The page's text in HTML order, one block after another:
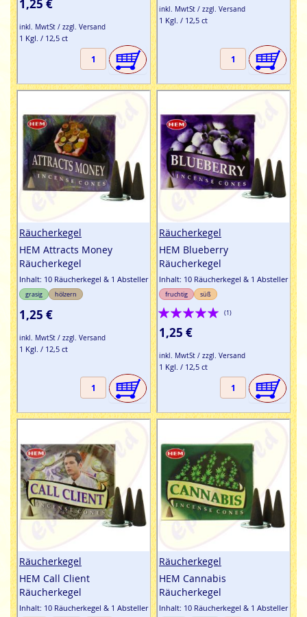
1,25 €
inkl. MwtSt / zzgl. Versand
1 Kgl. / 12,5 ct
inkl. MwtSt / zzgl. Versand
1 Kgl. / 12,5 ct
Räucherkegel
HEM Attracts Money
Räucherkegel
Inhalt: 10 Räucherkegel & 1 Absteller
grasig hölzern
1,25 €
inkl. MwtSt / zzgl. Versand
1 Kgl. / 12,5 ct
Räucherkegel
HEM Blueberry
Räucherkegel
Inhalt: 10 Räucherkegel & 1 Absteller
fruchtig süß
Bewertung:
100%
(1)
1,25 €
inkl. MwtSt / zzgl. Versand
1 Kgl. / 12,5 ct
Räucherkegel
HEM Call Client
Räucherkegel
Inhalt: 10 Räucherkegel & 1 Absteller
Räucherkegel
HEM Cannabis
Räucherkegel
Inhalt: 10 Räucherkegel & 1 Absteller